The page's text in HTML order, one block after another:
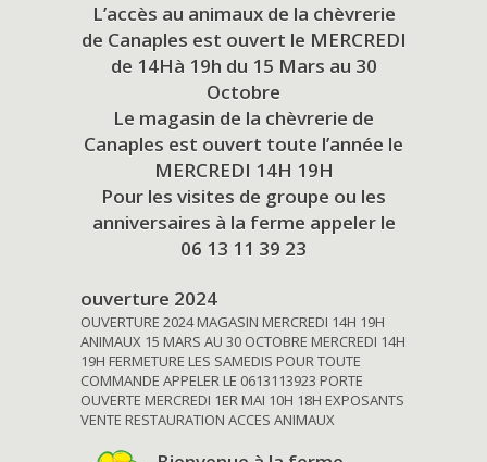
L’accès au animaux de la chèvrerie
de Canaples est ouvert le MERCREDI
de 14Hà 19h du 15 Mars au 30
Octobre
Le magasin de la chèvrerie de
Canaples est ouvert toute l’année le
MERCREDI 14H 19H
Pour les visites de groupe ou les
anniversaires à la ferme appeler le
06 13 11 39 23
ouverture 2024
OUVERTURE 2024 MAGASIN MERCREDI 14H 19H
ANIMAUX 15 MARS AU 30 OCTOBRE MERCREDI 14H
19H FERMETURE LES SAMEDIS POUR TOUTE
COMMANDE APPELER LE 0613113923 PORTE
OUVERTE MERCREDI 1ER MAI 10H 18H EXPOSANTS
VENTE RESTAURATION ACCES ANIMAUX